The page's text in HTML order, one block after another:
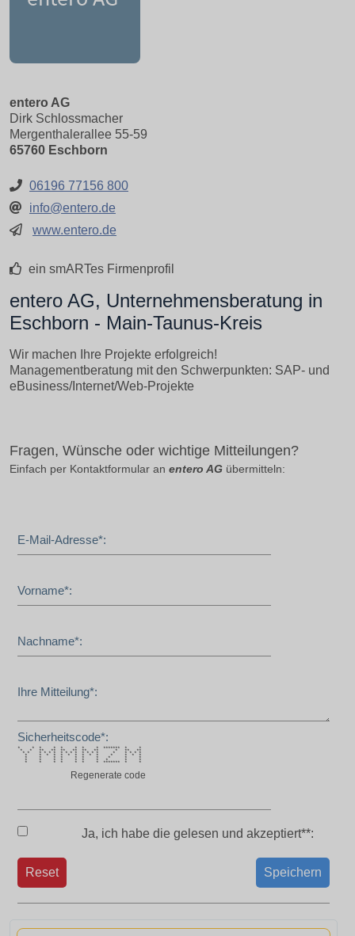
entero AG
Dirk Schlossmacher
Mergenthalerallee 55-59
65760 Eschborn
06196 77156 800
info@entero.de
www.entero.de
ein smARTes Firmenprofil
entero AG, Unternehmensberatung in
Eschborn - Main-Taunus-Kreis
Wir machen Ihre Projekte erfolgreich!
Managementberatung mit den Schwerpunkten: SAP- und
eBusiness/Internet/Web-Projekte
Fragen, Wünsche oder wichtige Mitteilungen?
Einfach per Kontaktformular an entero AG übermitteln:
E-Mail-Adresse*:
Vorname*:
Nachname*:
Ihre Mitteilung*:
Sicherheitscode*:
* * * * * * * * ******* * *
* * ** ** ** ** ** ** * ** **
* * * * * * * * * * * * * * * * * * *
* * * * * * * * * * * * * *
* * * * * * * * * *
* * * * * * * * * *
* * * * * * * ******* * *
Regenerate code
Ja, ich habe die gelesen und akzeptiert**:
Speichern
Reset